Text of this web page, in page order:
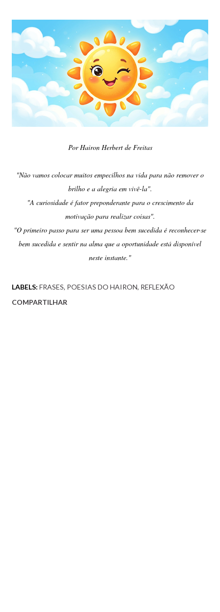
Por Hairon Herbert de Freitas
"Não vamos colocar muitos empecilhos na vida para não remover o
brilho e a alegria em vivê-la".
"A curiosidade é fator preponderante para o crescimento da
motivação para realizar coisas".
"O primeiro passo para ser uma pessoa bem sucedida é reconhecer-se
bem sucedida e sentir na alma que a oportunidade está disponível
neste instante."
LABELS: FRASES POESIAS DO HAIRON REFLEXÃO
COMPARTILHAR